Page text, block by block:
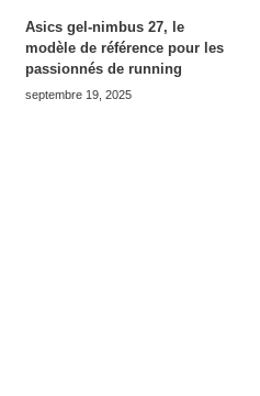
Asics gel-nimbus 27, le
modèle de référence pour les
passionnés de running
septembre 19, 2025